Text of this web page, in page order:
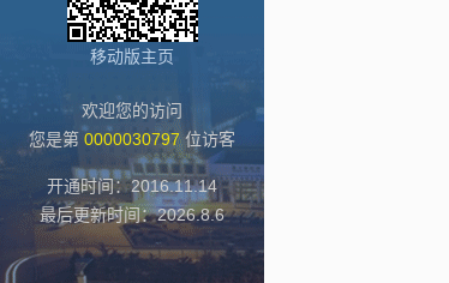
移动版主页
欢迎您的访问
您是第 0000030797位访客
开通时间：2016.11.14
最后更新时间：2026.8.6